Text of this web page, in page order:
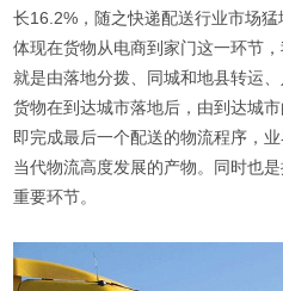
长16.2%，随之快递配送行业市场
体现在货物从电商到家门这一环节
就是由落地分拨、同城和地县转运
货物在到达城市落地后，由到达城
即完成最后一个配送的物流程序，
当代物流高度发展的产物。同时也
重要环节。